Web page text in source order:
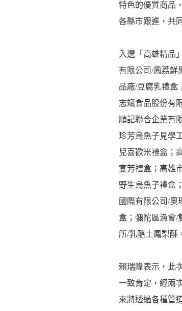
特色的優質商品
各縣市跟進，共
入選「高雄精品
有限公司/鳳荔鮮
品廠/豆腐乳禮盒
志斌食品股份有
順記聯合企業有
珍芳烏魚子見學
兒喜歡米禮盒；
宴芳禮盒；高雄
野生烏魚子禮盒
國際有限公司/奧
盒；彌陀區漁會/
所/乳酪土鳳梨酥
賴瑞隆表示，此
一致肯定，經兩
來將透過各種管